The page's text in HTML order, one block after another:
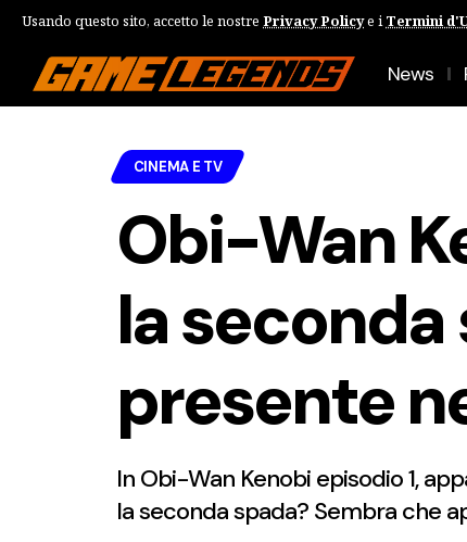
Usando questo sito, accetto le nostre Privacy Policye i Termini
News
CINEMA E TV
Obi-Wan
la
presente
In Obi-Wan Kenobi episodio 1,
la seconda spada? Sembra che